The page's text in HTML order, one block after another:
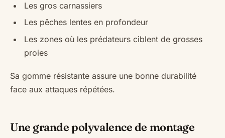
Les gros carnassiers
Les pêches lentes en profondeur
Les zones où les prédateurs ciblent de grosses
proies
Sa gomme résistante assure une bonne durabilité
face aux attaques répétées.
Une grande polyvalence de montage